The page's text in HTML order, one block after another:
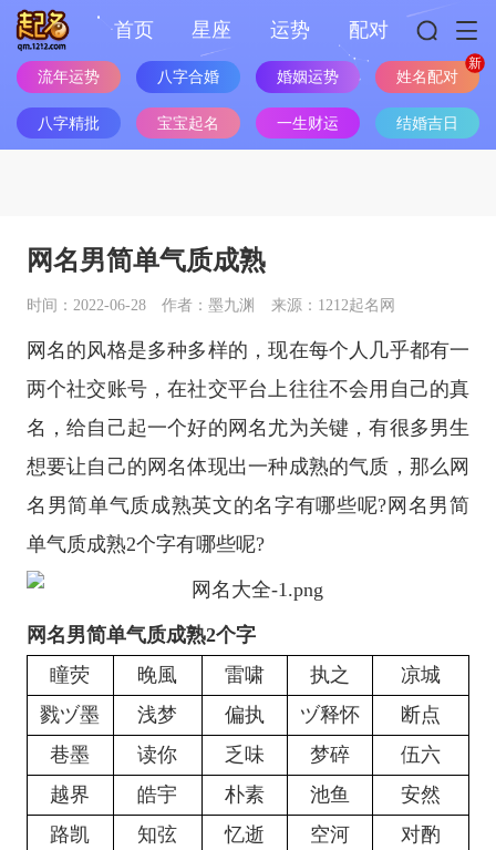
首页 星座 运势 配对
流年运势 八字合婚 婚姻运势 姓名配对
八字精批 宝宝起名 一生财运 结婚吉日
网名男简单气质成熟
时间：2022-06-28 作者：墨九渊 来源：1212起名网
网名的风格是多种多样的，现在每个人几乎都有一
两个社交账号，在社交平台上往往不会用自己的真
名，给自己起一个好的网名尤为关键，有很多男生
想要让自己的网名体现出一种成熟的气质，那么网
名男简单气质成熟英文的名字有哪些呢?网名男简
单气质成熟2个字有哪些呢?
网名男简单气质成熟2个字
瞳荧
晚風 雷啸 执之
凉城
戮ヅ墨
浅梦 偏执 ヅ释怀
断点
巷墨
读你 乏味 梦碎
伍六
越界
皓宇 朴素 池鱼
安然
路凯
知弦 忆逝 空河
对酌